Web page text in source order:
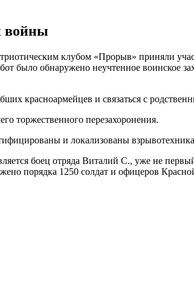
войны
клубом «Прорыв» приняли
было обнаружено неучтенное воинское
красноармейцев и связаться с
торжественного перезахоронения.
и локализованы
боец отряда Виталий С., уже не
порядка 1250 солдат и офицеров